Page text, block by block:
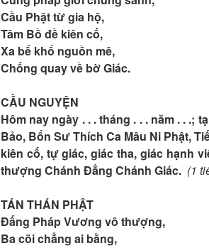
Cầu Phật từ gia hộ,
Tâm Bồ đề kiên cố,
Xa bể khổ nguồn mê,
Chống quay về bờ Giác.
CẦU NGUYỆN
Hôm nay ngày . . . tháng . . . năm . .
Bảo, Bổn Sư Thích Ca Mâu Ni Phật,
kiên cố, tự giác, giác tha, giác hạnh
thượng Chánh Đẳng Chánh Giác. (1
TÁN THÁN PHẬT
Đấng Pháp Vương vô thượng,
Ba cõi chẳng ai bằng,